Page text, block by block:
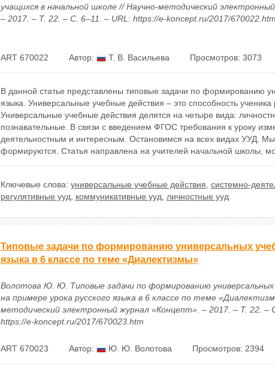
учащихся в начальной школе // Научно-методический
– 2017. – Т. 22. – С. 6–11. – URL: https://e-koncept.ru/2017/670022.htm
ART 670022 Автор: Т. В. Васильева Просмотров: 3073
В данной статье представлены типовые задачи по формированию
языка. Универсальные учебные действия – это способность ученика
Универсальные учебные действия делятся на четыре вида:
познавательные. В связи с введением ФГОС требования к уроку
деятельностным и интересным. Остановимся на всех видах УУД.
формируются. Статья направлена на учителей начальной школы,
Ключевые слова: универсальные учебные действия системно-
регулятивные ууд
коммуникативные ууд личностные ууд
Типовые задачи по формированию универсальных
языка в 6 классе по теме «Диалектизмы»
Волотова Ю. Ю. Типовые задачи по формированию универсальных
на примере урока русского языка в 6 классе по теме
методический электронный журнал «Концепт». – 2017. – Т. 22. –
https://e-koncept.ru/2017/670023.htm
ART 670023 Автор: Ю. Ю. Волотова Просмотров: 2394